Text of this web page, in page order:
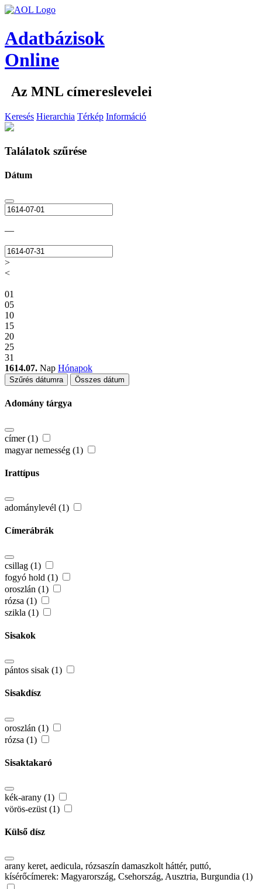
Adatbázisok
Online
Az MNL címereslevelei
Keresés Hierarchia Térkép Információ
Találatok szűrése
Dátum
—
>
<
01
05
10
15
20
25
31
1614.07. Nap Hónapok
Szűrés dátumra Összes dátum
Adomány tárgya
címer (1)
magyar nemesség (1)
Irattípus
adománylevél (1)
Címerábrák
csillag (1)
fogyó hold (1)
oroszlán (1)
rózsa (1)
szikla (1)
Sisakok
pántos sisak (1)
Sisakdísz
oroszlán (1)
rózsa (1)
Sisaktakaró
kék-arany (1)
vörös-ezüst (1)
Külső dísz
arany keret, aedicula, rózsaszín damaszkolt háttér, puttó,
kísérőcímerek: Magyarország, Csehország, Ausztria, Burgundia (1)